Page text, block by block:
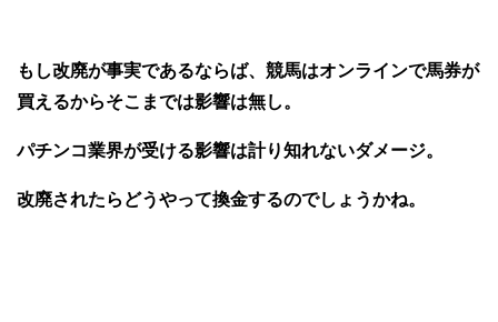
もし改廃が事実であるならば、競馬はオンラインで馬券が
買えるからそこまでは影響は無し。
パチンコ業界が受ける影響は計り知れないダメージ。
改廃されたらどうやって換金するのでしょうかね。